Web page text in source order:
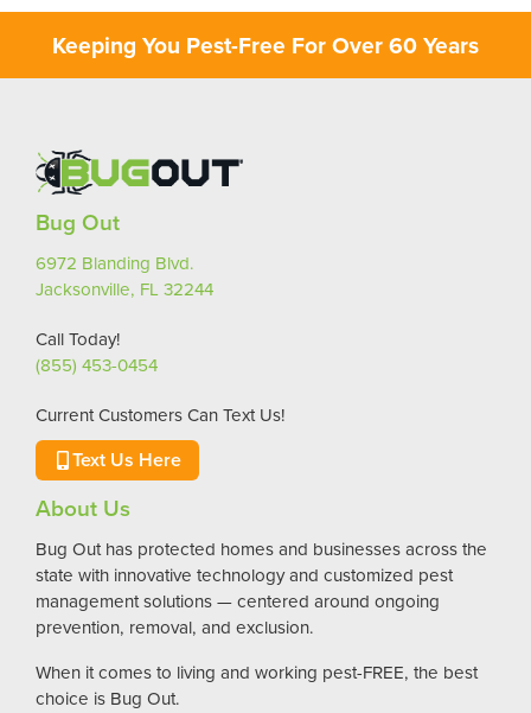
Keeping You Pest-Free For Over 60 Years
Bug Out
6972 Blanding Blvd.
Jacksonville, FL 32244
Call Today!
(855) 453-0454
Current Customers Can Text Us!
Text Us Here
About Us
Bug Out has protected homes and businesses across the
state with innovative technology and customized pest
management solutions — centered around ongoing
prevention, removal, and exclusion.
When it comes to living and working pest-FREE, the best
choice is Bug Out.